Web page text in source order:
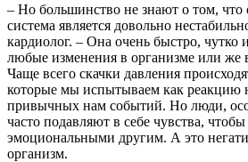
– Но большинство не знают о том, что
система является довольно
кардиолог. – Она очень быстро, чутко
любые изменения в организме или же
Чаще всего скачки давления
которые мы испытываем как реакцию
привычных нам событий. Но люди,
часто подавляют в себе чувства, чтобы
эмоциональными другим. А это
организм.